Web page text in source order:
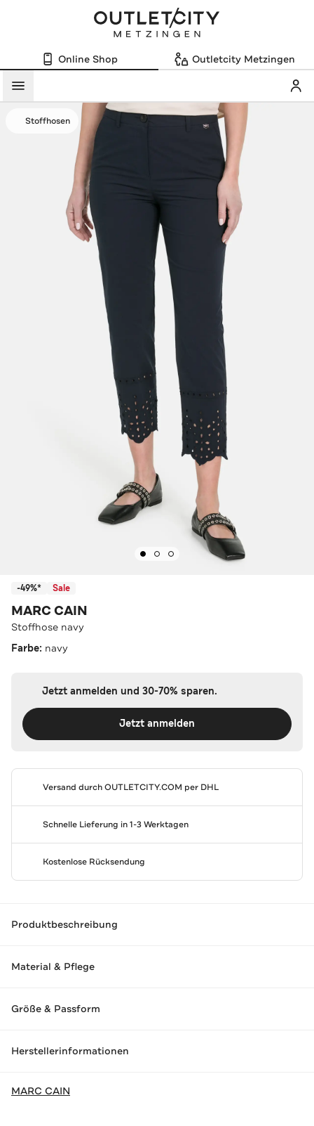
Online Shop Outletcity Metzingen
Menü
Stoffhosen
-49%* Sale
MARC CAIN
Stoffhose navy
Farbe: navy
Jetzt anmelden und 30-70% sparen.
Jetzt anmelden
Versand durchOUTLETCITY.COM per DHL
Schnelle Lieferung in 1-3 Werktagen
Kostenlose Rücksendung
Produktbeschreibung
Material & Pflege
Größe & Passform
Herstellerinformationen
MARC CAIN